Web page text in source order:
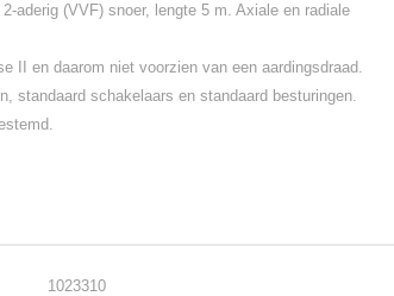
aderig (VVF) snoer, lengte 5 m. Axiale en radiale
II en daarom niet voorzien van een aardingsdraad.
standaard schakelaars en standaard besturingen.
1023310